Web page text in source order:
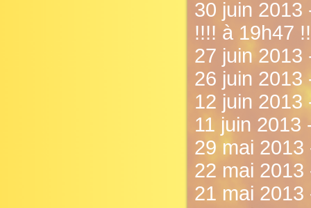
30 juin 2013
!!!! à 19h47
27 juin 2013
26 juin 2013
12 juin 2013
11 juin 2013
29 mai
22 mai
21 mai